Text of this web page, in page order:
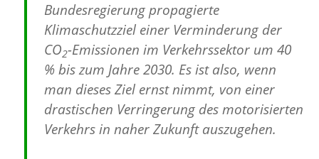
Bundesregierung propagierte
Klimaschutzziel einer Verminderung der
CO2-Emissionen im Verkehrssektor um 40
% bis zum Jahre 2030. Es ist also, wenn
man dieses Ziel ernst nimmt, von einer
drastischen Verringerung des motorisierten
Verkehrs in naher Zukunft auszugehen.